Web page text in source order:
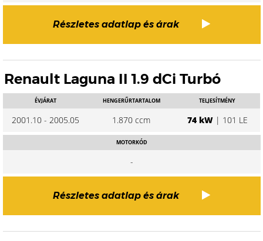
Részletes adatlap és árak
Renault Laguna II 1.9 dCi Turbó
ÉVJÁRAT
2001.10 - 2005.05
HENGERŰRTARTALOM
1.870 ccm
TELJESÍTMÉNY
74 kW| 101 LE
MOTORKÓD
-
Részletes adatlap és árak